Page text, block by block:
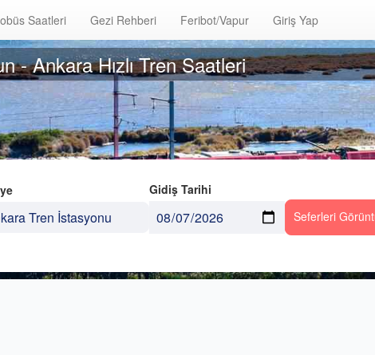
Saatleri Gezi Rehberi Feribot/Vapur Giriş Yap
- Ankara Hızlı Tren Saatleri
Gidiş Tarihi
Seferleri